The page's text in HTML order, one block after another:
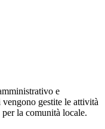
e
gestite le attività
la comunità locale.